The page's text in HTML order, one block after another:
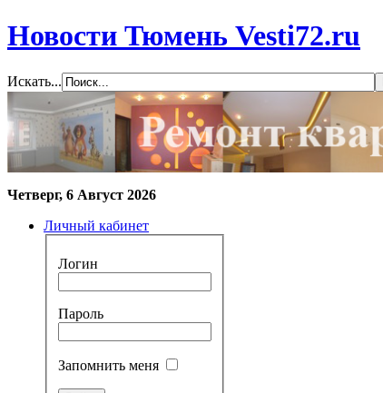
Новости Тюмень Vesti72.ru
Искать...
Четверг, 6 Август 2026
Личный кабинет
Логин
Пароль
Запомнить меня